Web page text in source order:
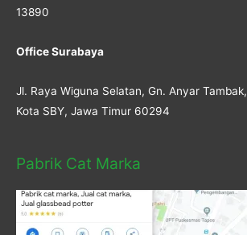
13890
Office Surabaya
Jl. Raya Wiguna Selatan, Gn. Anyar
Kota SBY, Jawa Timur 60294
Pabrik Cat Marka